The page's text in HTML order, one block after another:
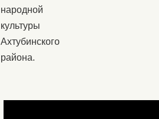
народной
культуры
Ахтубинского
района.